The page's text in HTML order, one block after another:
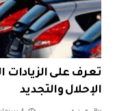
تعرف على الزيادات
الإحلال والتجديد